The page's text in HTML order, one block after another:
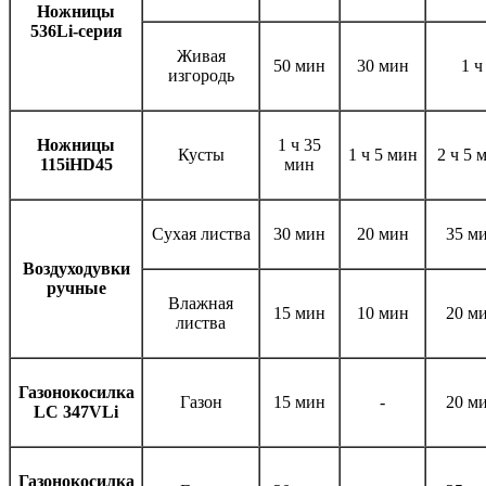
Ножницы
536Li-серия
Живая
изгородь
50 мин 30 мин 1 ч
Ножницы
115iHD45
Кусты
1 ч 35
мин
1 ч 5 мин 2 ч 5
Воздуходувки
ручные
Сухая листва 30 мин 20 мин 35
Влажная
листва
15 мин 10 мин 20
Газонокосилка
LC 347VLi
Газон 15 мин - 20
Газонокосилка